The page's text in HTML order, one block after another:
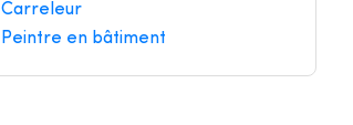
Carreleur
Peintre en bâtiment